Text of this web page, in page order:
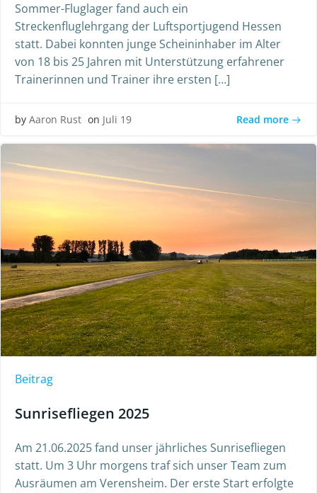
Sommer-Fluglager fand auch ein
Streckenfluglehrgang der Luftsportjugend Hessen
statt. Dabei konnten junge Scheininhaber im Alter
von 18 bis 25 Jahren mit Unterstützung erfahrener
Trainerinnen und Trainer ihre ersten […]
by Aaron Rust on Juli 19 Read more
Beitrag
Sunrisefliegen 2025
Am 21.06.2025 fand unser jährliches Sunrisefliegen
statt. Um 3 Uhr morgens traf sich unser Team zum
Ausräumen am Verensheim. Der erste Start erfolgte